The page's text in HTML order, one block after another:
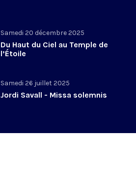
Samedi 20 décembre 2025
Du Haut du Ciel au Temple de
l’Étoile
Samedi 26 juillet 2025
Jordi Savall - Missa solemnis